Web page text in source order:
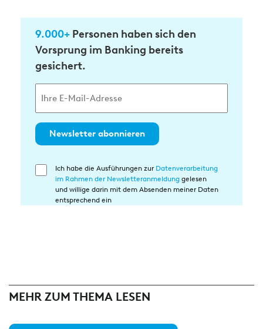
9.000+ Personen haben sich den
Vorsprung im Banking bereits
gesichert.
Newsletter abonnieren
Einwilligung
Ich habe die Ausführungen zur Datenverarbeitung
im Rahmen der Newsletteranmeldung gelesen
und willige darin mit dem Absenden meiner Daten
entsprechend ein
MEHR ZUM THEMA LESEN